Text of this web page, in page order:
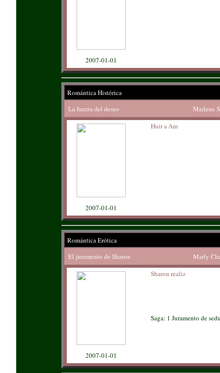
2007-01-01
Romántica Histórica
La fuerza del deseo
Marlene
2007-01-01
Huir a Am
Romántica Erótica
El juramento de Sharon
Marly
2007-01-01
Sharon realiz
Saga: 1 Juramento de